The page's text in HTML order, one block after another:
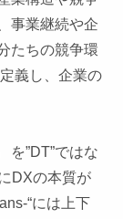
事業継続や企
たちの競争環
義し、企業の
を”DT”ではな
DXの本質が
“には上下